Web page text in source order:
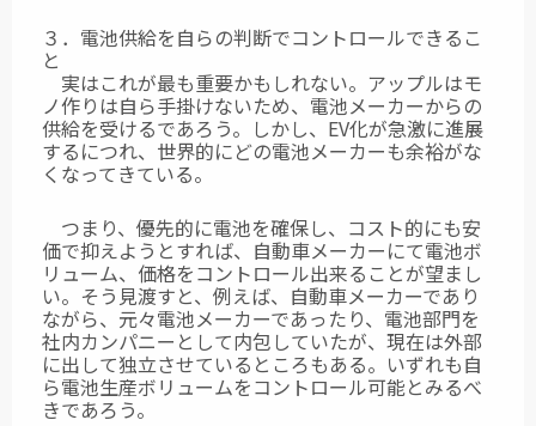
３．電池供給を自らの判断でコントロールできるこ
と
実はこれが最も重要かもしれない。アップルはモ
ノ作りは自ら手掛けないため、電池メーカーからの
供給を受けるであろう。しかし、EV化が急激に進展
するにつれ、世界的にどの電池メーカーも余裕がな
くなってきている。
つまり、優先的に電池を確保し、コスト的にも安
価で抑えようとすれば、自動車メーカーにて電池ボ
リューム、価格をコントロール出来ることが望まし
い。そう見渡すと、例えば、自動車メーカーであり
ながら、元々電池メーカーであったり、電池部門を
社内カンパニーとして内包していたが、現在は外部
に出して独立させているところもある。いずれも自
ら電池生産ボリュームをコントロール可能とみるべ
きであろう。